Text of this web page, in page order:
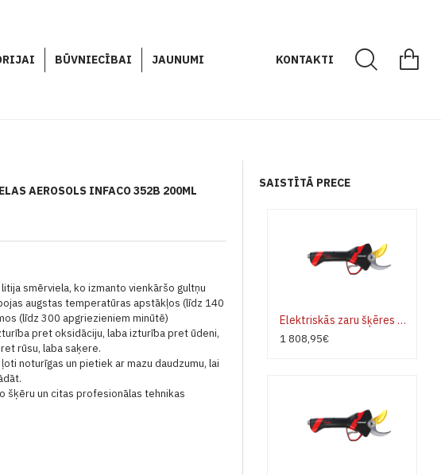
BŪVNIECĪBAI JAUNUMI KONTAKTI
AEROSOLS INFACO 352B 200ML
smērviela, ko izmanto vienkāršo gultņu
augstas temperatūras apstākļos (līdz 140
(līdz 300 apgriezieniem minūtē)
pret oksidāciju, laba izturība pret ūdeni,
rūsu, laba saķere.
noturīgas un pietiek ar mazu daudzumu, lai
šķēru un citas profesionālas tehnikas
SAISTĪTĀ PRECE
Elektriskās zaru šķēres INFACO F3020M MEDIUM - pilns komplekts
1 808,95€